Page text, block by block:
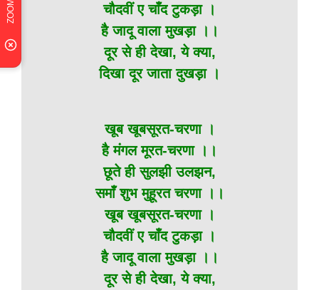
चौदवीं ए चाँद टुकड़ा ।
है जादू वाला मुखड़ा ।।
दूर से ही देखा, ये क्या,
दिखा दूर जाता दुखड़ा ।
खूब खूबसूरत-चरणा ।
है मंगल मूरत-चरणा ।।
छूते ही सुलझी उलझन,
समाँ शुभ मुहूरत चरणा ।।
खूब खूबसूरत-चरणा ।
चौदवीं ए चाँद टुकड़ा ।
है जादू वाला मुखड़ा ।।
दूर से ही देखा, ये क्या,